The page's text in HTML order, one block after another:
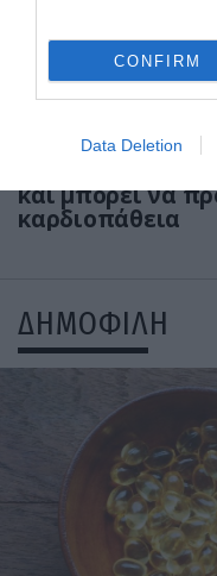
CONFIRM
Data Deletion
και μπορεί να
καρδιοπάθεια
ΔΗΜΟΦΙΛΗ